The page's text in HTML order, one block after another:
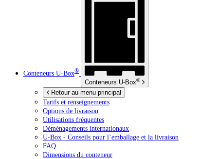
Conteneurs U-Box®
Conteneurs U-Box®
Retour au menu principal
Tarifs et renseignements
Options de livraison
Utilisations fréquentes
Déménagements internationaux
U-Box - Conseils pour l’emballage et la livraison
FAQ
Dimensions du conteneur